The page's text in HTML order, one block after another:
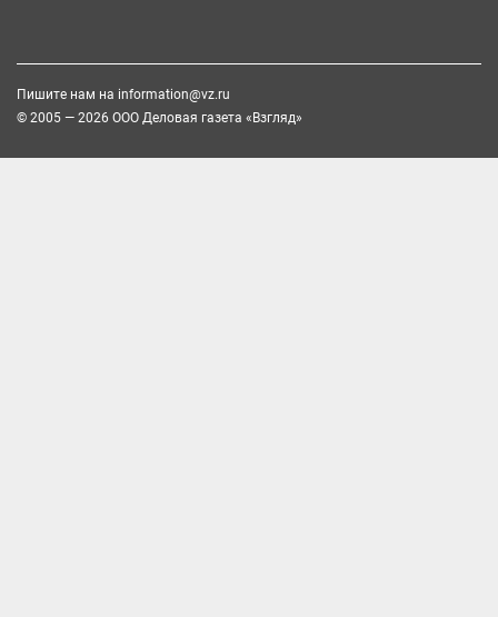
Пишите нам на information@vz.ru
© 2005 — 2026 ООО Деловая газета «Взгляд»